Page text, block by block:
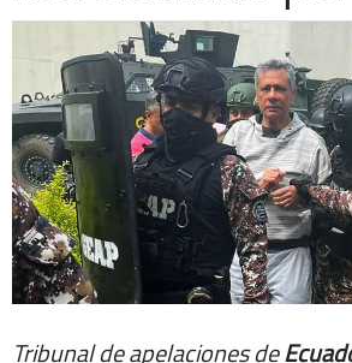
Extra +
Tribunal de apelaciones de